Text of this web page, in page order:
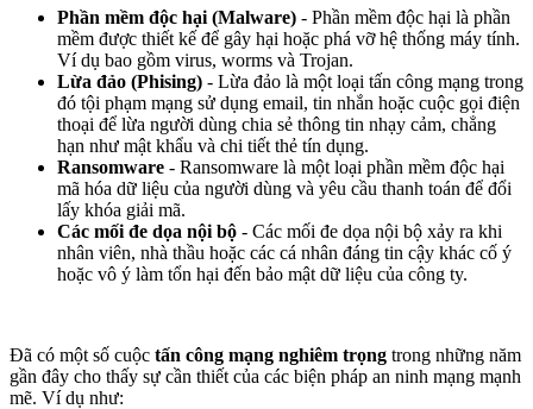
Phần mềm độc hại (Malware) - Phần mềm độc hại là phần
mềm được thiết kế để gây hại hoặc phá vỡ hệ thống máy tính.
Ví dụ bao gồm virus, worms và Trojan.
Lừa đảo (Phising) - Lừa đảo là một loại tấn công mạng trong
đó tội phạm mạng sử dụng email, tin nhắn hoặc cuộc gọi điện
thoại để lừa người dùng chia sẻ thông tin nhạy cảm, chẳng
hạn như mật khẩu và chi tiết thẻ tín dụng.
Ransomware - Ransomware là một loại phần mềm độc hại
mã hóa dữ liệu của người dùng và yêu cầu thanh toán để đổi
lấy khóa giải mã.
Các mối đe dọa nội bộ - Các mối đe dọa nội bộ xảy ra khi
nhân viên, nhà thầu hoặc các cá nhân đáng tin cậy khác cố ý
hoặc vô ý làm tổn hại đến bảo mật dữ liệu của công ty.
Đã có một số cuộc tấn công mạng nghiêm trọng trong những năm
gần đây cho thấy sự cần thiết của các biện pháp an ninh mạng mạnh
mẽ. Ví dụ như: